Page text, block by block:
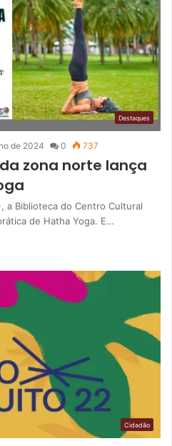
Destaques
de 2024 0 737
zona norte lança
a Biblioteca do Centro Cultural
de Hatha Yoga. E…
Cidadão